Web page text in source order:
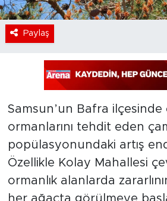
Paylaş
Samsun’un Bafra ilçesinde
ormanlarını tehdit eden
popülasyonundaki artış
Özellikle Kolay Mahallesi
ormanlık alanlarda